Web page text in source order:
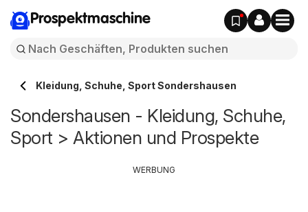
Prospektmaschine
Kleidung, Schuhe, Sport Sondershausen
Sondershausen - Kleidung, Schuhe,
Sport > Aktionen und Prospekte
WERBUNG